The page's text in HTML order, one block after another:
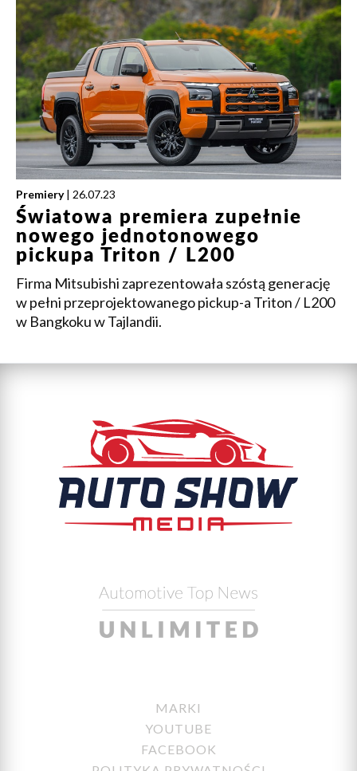
Premiery | 26.07.23
Światowa premiera zupełnie
nowego jednotonowego
pickupa Triton / L200
Firma Mitsubishi zaprezentowała szóstą generację
w pełni przeprojektowanego pickup-a Triton / L200
w Bangkoku w Tajlandii.
MARKI
YOUTUBE
FACEBOOK